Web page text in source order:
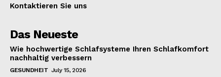
Kontaktieren Sie uns
Das Neueste
Wie hochwertige Schlafsysteme Ihren Schlafkomfort
nachhaltig verbessern
GESUNDHEIT July 15, 2026